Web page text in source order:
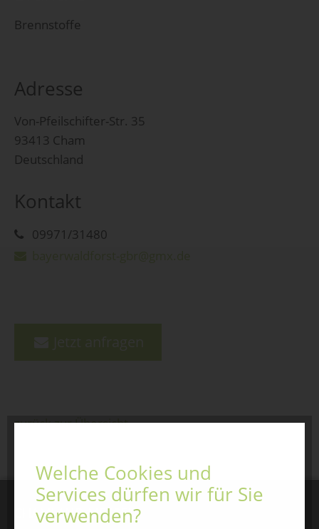
Brennstoffe
Adresse
Von-Pfeilschifter-Str. 35
93413 Cham
Deutschland
Kontakt
09971/31480
zurück zur Übersicht
CHAMLAND MESSEN
Welche Cookies und
Services dürfen wir für Sie
verwenden?